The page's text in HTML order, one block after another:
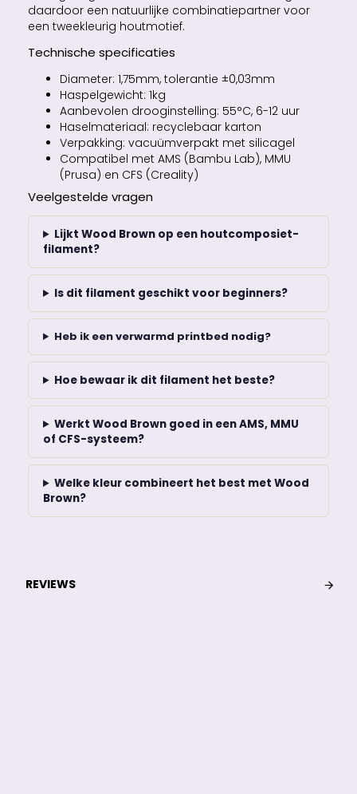
daardoor een natuurlijke combinatiepartner voor
een tweekleurig houtmotief.
Technische specificaties
Diameter: 1,75mm, tolerantie ±0,03mm
Haspelgewicht: 1kg
Aanbevolen drooginstelling: 55°C, 6-12 uur
Haselmateriaal: recyclebaar karton
Verpakking: vacuümverpakt met silicagel
Compatibel met AMS (Bambu Lab), MMU
(Prusa) en CFS (Creality)
Veelgestelde vragen
Lijkt Wood Brown op een houtcomposiet-
filament?
Is dit filament geschikt voor beginners?
Heb ik een verwarmd printbed nodig?
Hoe bewaar ik dit filament het beste?
Werkt Wood Brown goed in een AMS, MMU
of CFS-systeem?
Welke kleur combineert het best met Wood
Brown?
REVIEWS